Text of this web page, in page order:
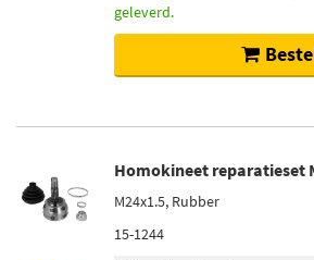
geleverd.
Homokineet reparatieset
M24x1.5, Rubber
15-1244